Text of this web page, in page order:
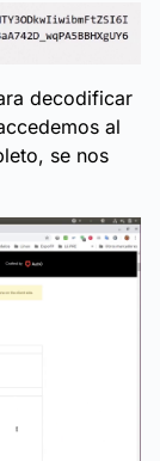
decodificar
al
se nos